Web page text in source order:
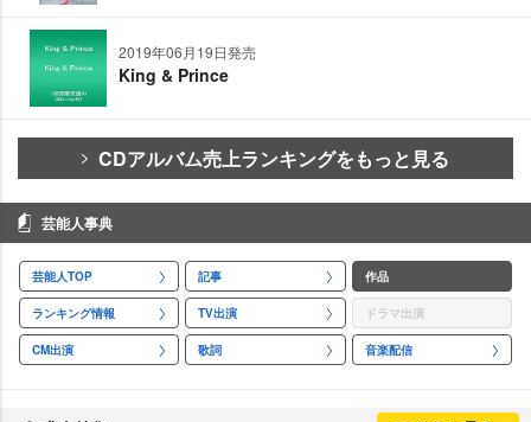
2019年06月19日発売
King & Prince
CDアルバム売上ランキングをもっと見る
芸能人事典
芸能人TOP 記事 作品
ランキング情報 TV出演 ドラマ出演
CM出演 歌詞 音楽配信